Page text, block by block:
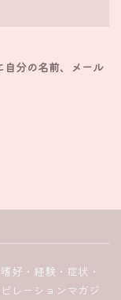
自分の名前、メール
好・経験・症状・
レーションマガジ